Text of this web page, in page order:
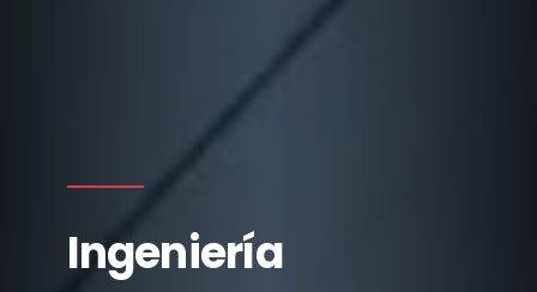
Ingeniería